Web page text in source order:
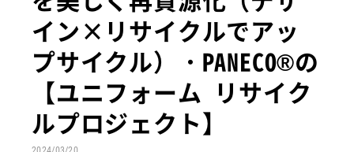
イン×リサイクルでアッ
プサイクル）・PANECO®の
【ユニフォーム リサイク
ルプロジェクト】